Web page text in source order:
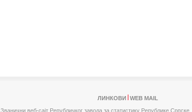
ЛИНКОВИ
WEB MAIL
Званични веб-сајт Републичког завода за статистику Републике Српске,